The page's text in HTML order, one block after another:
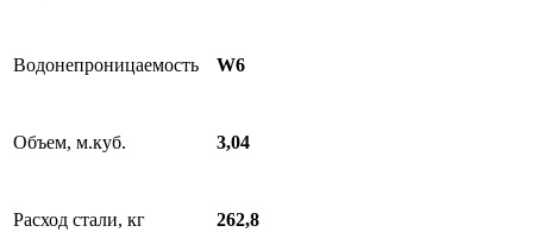
Водонепроницаемость W6
Объем, м.куб. 3,04
Расход стали, кг 262,8